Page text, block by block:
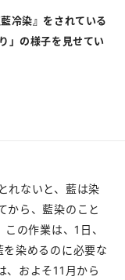
冷染』をされている
」の様子を見せてい
れないと、藍は染
から、藍染のこと
の作業は、1日、
染めるのに必要な
、およそ11月から